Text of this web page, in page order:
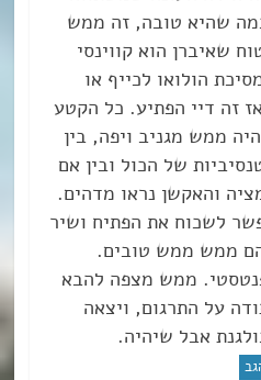
שהיא טובה, זה ממש
שאיברן הוא קווינסי
הולואו לכייף או
זה דיי הפתיע. כל הקטע
ממש מגניב ויפה, בין
של הכול ובין אם
והאקשן נראו מדהים.
לשכוח את הפתיח ושיר
ממש ממש טובים.
ממש מצפה להבא
על התרגום, ויצאה
אבל שיהיה.